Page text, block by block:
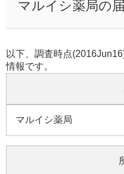
マルイシ薬局の
以下、調査時点
情報です。
マルイシ薬局